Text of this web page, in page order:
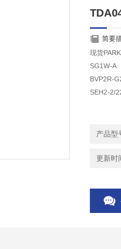
简要
现货
SG1W-A
BVP2R-
SEH2-2/
B10-2-6P
产品型
更新时